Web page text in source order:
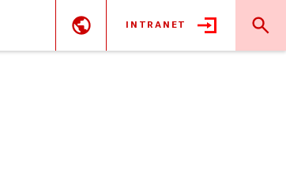
INTRANET